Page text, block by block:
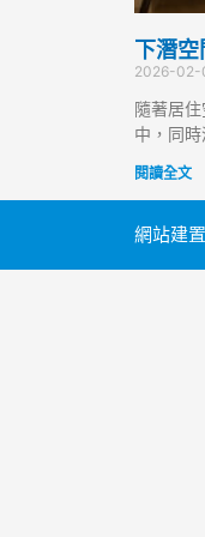
下潛
2026-02-
隨著居
中，同時
閱讀全文
網站建